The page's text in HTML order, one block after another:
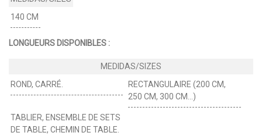
140 CM
LONGUEURS DISPONIBLES :
ROND, CARRÉ.
RECTANGULAIRE (200 CM,
250 CM, 300 CM…)
TABLIER, ENSEMBLE DE SETS
DE TABLE, CHEMIN DE TABLE.